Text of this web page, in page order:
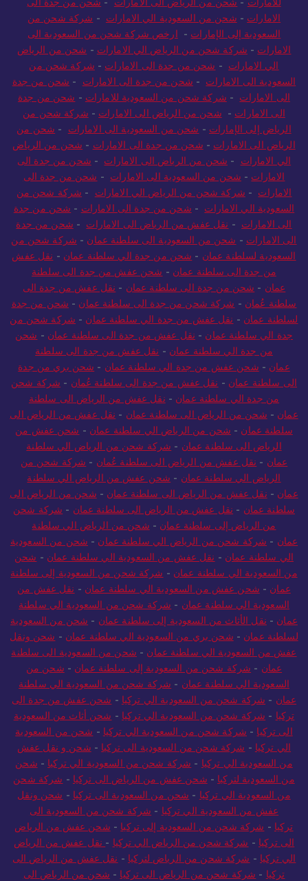
للامارات - شحن من الرياض الى الامارات- شحن من جدة الى
الامارات-شحن من السعودية الي الامارات-شركة شحن من
السعودية إلى الإمارات -ارخص شركة شحن من السعودية الى
الامارات- شركة شحن من الرياض الي الامارات - شحن من الرياض
الي الامارات-شحن من جدة الى الامارات- شركة شحن من
السعودية الى الامارات-شحن من جدة الى الامارات -شحن من جدة
الى الامارات- شركة شحن من السعودية للامارات- شحن من جدة
الى الامارات- شحن من الرياض الى الامارات-شركة شحن من
الرياض إلى الإمارات-شحن من السعودية الى الامارات-شحن من
الرياض الى الامارات- شحن من جدة الى الامارات -شحن من الرياض
الي الامارات-شحن من الرياض الى الامارات -شحن من جدة الى
الامارات-شحن من السعودية الى الامارات-شحن من جدة الى
الامارات - شركة شحن من الرياض الي الامارات -شركة شحن من
السعودية الي الامارات- شحن من جدة الى الامارات -شحن من جدة
الى الامارات-نقل عفش من الرياض الى الامارات -شحن من جدة
الى الامارات -شحن من السعودية الى سلطنة عمان -شركة شحن من
السعودية لسلطنة عمان-شحن من جدة الي سلطنة عمان -نقل عفش
من جدة الى سلطنة عمان-شحن عفش من جدة الى سلطنة
عمان-شحن من جدة الى سلطنة عمان-نقل عفش من جدة الى
سلطنة عُمان- شركة شحن من جدة الى سلطنة عمان - شحن من جدة
لسلطنة عمان-نقل عفش من جدة الي سلطنة عمان-شركة شحن من
جدة الي سلطنة عمان-نقل عفش من جدة الى سلطنة عمان-شحن
من جدة الي سلطنة عمان-
نقل عفش من جدة الى سلطنة
عمان-شحن عفش من جدة الي سلطنة عمان- شحن بري من جدة
الى سلطنة عمان
- نقل عفش من جدة الى سلطنة عُمان-
شركة شحن
من جدة الي سلطنة عمان-نقل عفش من الرياض الى سلطنة
عمان-شحن من الرياض الى سلطنة عمان-نقل عفش من الرياض الى
سلطنة عمان -شحن من الرياض الي سلطنة عمان- شحن عفش من
الرياض الى سلطنة عمان-
شركة شحن من الرياض الي سلطنة
عمان- نقل عفش من الرياض الى سلطنة عُمان-شركة شحن من
الرياض الي سلطنة عمان
-شحن عفش من الرياض الي سلطنة
عمان- نقل عفش من الرياض الى سلطنة عمان- شحن من الرياض الى
سلطنة عمان- نقل عفش من الرياض الى سلطنة عمان-
شركة شحن
من الرياض إلى سلطنة عمان- شحن من الرياض الي سلطنة
عمان - شركة شحن من الرياض الي سلطنة عمان -شحن من السعودية
الي سلطنة عمان -نقل عفش من السعودية الي سلطنة عمان -شحن
من السعودية الي سلطنة عمان-شركة شحن من السعودية إلى سلطنة
عمان-شحن عفش من السعودية الي سلطنة عمان-نقل عفش من
السعودية الي سلطنة عمان-شركة شحن من السعودية الي سلطنة
عمان- نقل الأثاث من السعودية إلى سلطنة عمان- شحن من السعودية
لسلطنة عمان-شحن بري من السعودية الي سلطنة عمان-شحن ونقل
عفش من السعودية الي سلطنة عمان-شحن من السعودية الى سلطنة
عمان- شركة شحن من السعودية إلى سلطنة عمان- شحن من
السعودية الي سلطنة عمان-شركة شحن من السعودية الي سلطنة
عمان - شركة شحن من السعودية الي تركيا - شحن عفش من جدة الى
تركيا-شركة شحن من السعودية الي تركيا-شحن أثاث من السعودية
الى تركيا- شركة شحن من السعودية الي تركيا- شحن من السعودية
الي تركيا-شركة شحن من السعودية الى تركيا-شحن و نقل عفش
من السعودية الي تركيا-شركة شحن من السعودية الي تركيا- شحن
من السعودية لتركيا-شحن عفش من الرياض الى تركيا - شركة شحن
من السعودية الي تركيا -شحن من السعودية الى تركيا-شحن ونقل
عفش من السعودية الي تركيا-شركة شحن من السعودية الى
تركيا-شركة شحن من السعودية إلى تركيا- شحن عفش من الرياض
الى تركيا -شركة شحن من الرياض الي تركيا-
نقل عفش من الرياض
الي تركيا-شركة شحن من الرياض لتركيا- نقل عفش من الرياض الى